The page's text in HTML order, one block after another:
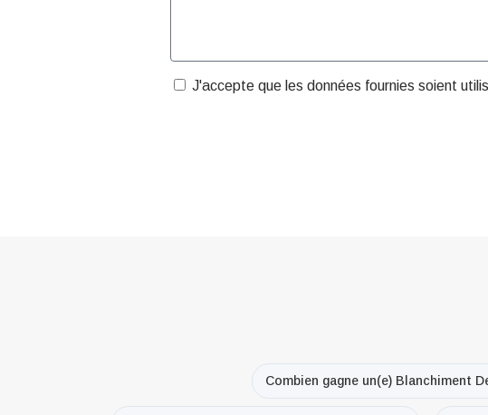
J'accepte que les données fournies soient
Combien gagne un(e) Blanchiment